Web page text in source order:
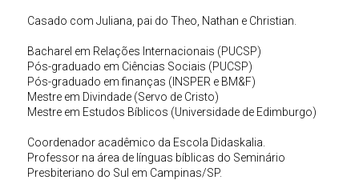
Casado com Juliana, pai do Theo, Nathan e Christian.
Bacharel em Relações Internacionais (PUCSP)
Pós-graduado em Ciências Sociais (PUCSP)
Pós-graduado em finanças (INSPER e BM&F)
Mestre em Divindade (Servo de Cristo)
Mestre em Estudos Bíblicos (Universidade de Edimburgo)
Coordenador acadêmico da Escola Didaskalia.
Professor na área de línguas bíblicas do Seminário
Presbiteriano do Sul em Campinas/SP.